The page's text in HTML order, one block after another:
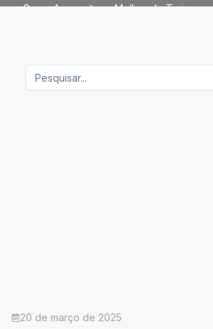
Como Aproveitar o Melhor do Turismo
20 de março de 2025